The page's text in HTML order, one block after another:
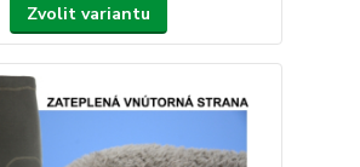
Zvolit variantu